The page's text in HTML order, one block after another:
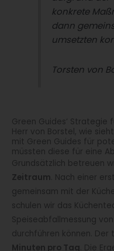
konkrete
dann
umsetzten
Torsten von
Green Guides‘ Strategie
Herr von Borstel, wie
mit Green Guides für
müssten diese für eine
Grundsätzlich betreuen
Zeitraum . Nach einer
gemeinsam mit der
schulen wir das
Speiseabfallmessung
durchführen können.
Minuten pro Tag . Die